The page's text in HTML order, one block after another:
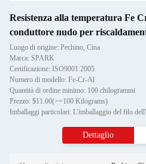
Resistenza alla temperatura Fe
conduttore nudo per
Luogo di origine: Pechino, Cina
Marca: SPARK
Certificazione: ISO9001:2005
Numero di modello: Fe-Cr-Al
Quantità di ordine minimo: 100 chilogrammi
Prezzo: $11.00(>=100 Kilograms)
Dettaglio